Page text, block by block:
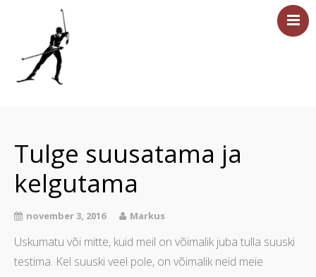
Majutus
Saun
Ettevõtetele
Üritused
Hinnakiri
Tulge suusatama ja
kelgutama
november 3, 2016 Markus
Uskumatu või mitte, kuid meil on võimalik juba tulla suuski
testima. Kel suuski veel pole, on võimalik neid meie